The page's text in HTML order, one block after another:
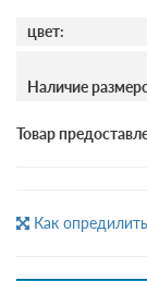
цвет:
Наличие
Товар
Как